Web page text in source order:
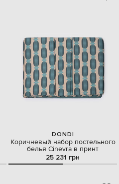
DONDI
Коричневый набор постельного
белья Cinevra в принт
25 231 грн